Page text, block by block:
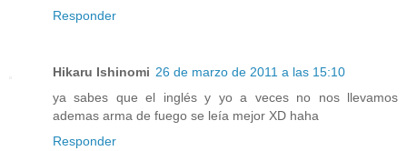
Responder
Hikaru Ishinomi 26 de marzo de 2011 a las 15:10
ya sabes que el inglés y yo a veces no nos llevamos
ademas arma de fuego se leía mejor XD haha
Responder